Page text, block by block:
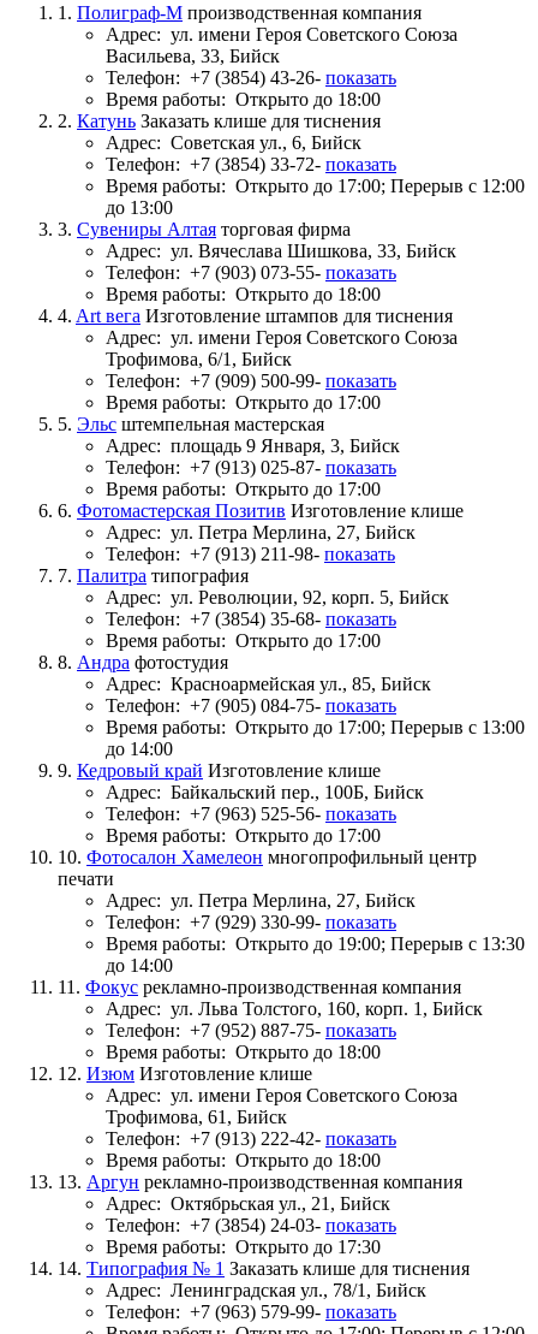
1. Полиграф-М производственная компания
Адрес: ул. имени Героя Советского Союза
Васильева, 33, Бийск
Телефон: +7 (3854) 43-26- показать
Время работы: Открыто до 18:00
2. Катунь Заказать клише для тиснения
Адрес: Советская ул., 6, Бийск
Телефон: +7 (3854) 33-72- показать
Время работы: Открыто до 17:00; Перерыв с 12:00
до 13:00
3. Сувениры Алтая торговая фирма
Адрес: ул. Вячеслава Шишкова, 33, Бийск
Телефон: +7 (903) 073-55- показать
Время работы: Открыто до 18:00
4. Art вега Изготовление штампов для тиснения
Адрес: ул. имени Героя Советского Союза
Трофимова, 6/1, Бийск
Телефон: +7 (909) 500-99- показать
Время работы: Открыто до 17:00
5. Эльс штемпельная мастерская
Адрес: площадь 9 Января, 3, Бийск
Телефон: +7 (913) 025-87- показать
Время работы: Открыто до 17:00
6. Фотомастерская Позитив Изготовление клише
Адрес: ул. Петра Мерлина, 27, Бийск
Телефон: +7 (913) 211-98- показать
7. Палитра типография
Адрес: ул. Революции, 92, корп. 5, Бийск
Телефон: +7 (3854) 35-68- показать
Время работы: Открыто до 17:00
8. Андра фотостудия
Адрес: Красноармейская ул., 85, Бийск
Телефон: +7 (905) 084-75- показать
Время работы: Открыто до 17:00; Перерыв с 13:00
до 14:00
9. Кедровый край Изготовление клише
Адрес: Байкальский пер., 100Б, Бийск
Телефон: +7 (963) 525-56- показать
Время работы: Открыто до 17:00
10. Фотосалон Хамелеон многопрофильный центр
печати
Адрес: ул. Петра Мерлина, 27, Бийск
Телефон: +7 (929) 330-99- показать
Время работы: Открыто до 19:00; Перерыв с 13:30
до 14:00
11. Фокус рекламно-производственная компания
Адрес: ул. Льва Толстого, 160, корп. 1, Бийск
Телефон: +7 (952) 887-75- показать
Время работы: Открыто до 18:00
12. Изюм Изготовление клише
Адрес: ул. имени Героя Советского Союза
Трофимова, 61, Бийск
Телефон: +7 (913) 222-42- показать
Время работы: Открыто до 18:00
13. Аргун рекламно-производственная компания
Адрес: Октябрьская ул., 21, Бийск
Телефон: +7 (3854) 24-03- показать
Время работы: Открыто до 17:30
14. Типография № 1 Заказать клише для тиснения
Адрес: Ленинградская ул., 78/1, Бийск
Телефон: +7 (963) 579-99- показать